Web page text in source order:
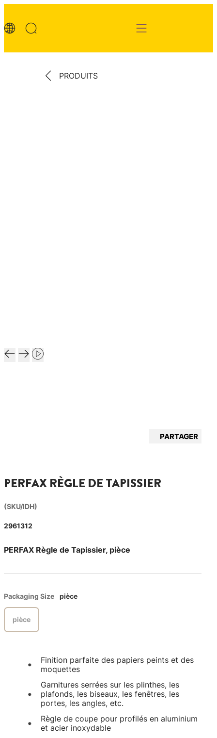
PRODUITS
PARTAGER
PERFAX RÈGLE DE TAPISSIER
(SKU/IDH)
2961312
PERFAX Règle de Tapissier, pièce
Packaging Size pièce
pièce
Finition parfaite des papiers peints et des
moquettes
Garnitures serrées sur les plinthes, les
plafonds, les biseaux, les fenêtres, les
portes, les angles, etc.
Règle de coupe pour profilés en aluminium
et acier inoxydable